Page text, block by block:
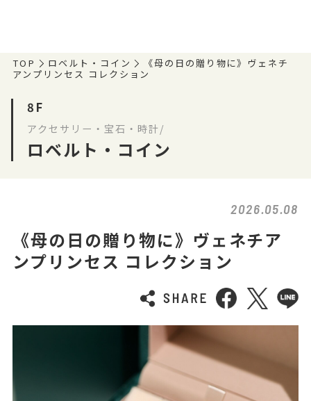
TOP ロベルト・コイン
《母の日の贈り物に》ヴェネチ
アンプリンセス コレクション
8F
アクセサリー・宝石・時計/
ロベルト・コイン
2026.05.08
《母の日の贈り物に》ヴェネチア
ンプリンセス コレクション